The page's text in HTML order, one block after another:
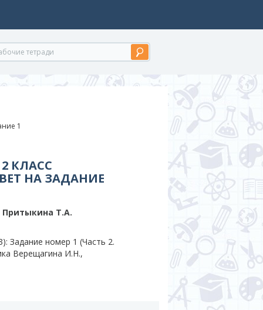
1
КЛАСС
НА ЗАДАНИЕ
T.A.
Задание номер 1 (Часть 2.
Верещагина И.Н.,